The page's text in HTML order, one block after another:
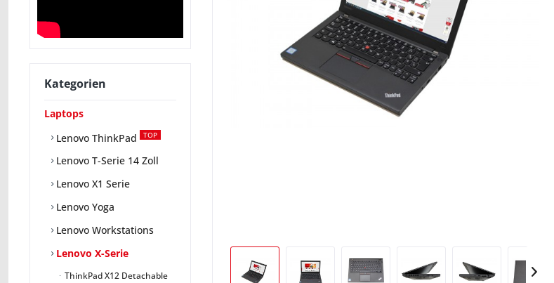
Kategorien
Laptops
Lenovo ThinkPad
TOP
Lenovo T-Serie 14 Zoll
Lenovo X1 Serie
Lenovo Yoga
Lenovo Workstations
Lenovo X-Serie
ThinkPad X12 Detachable